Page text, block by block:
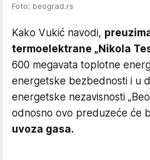
Foto: beograd.rs
Kako Vukić navodi,
termoelektrane „Nikola
600 megavata toplotne
energetske bezbednosti i u
energetske nezavisnosti
odnosno ovo preduzeće će
uvoza gasa.